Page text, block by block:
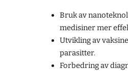
Bruk av
medisiner mer
Utvikling av
parasitter.
Forbedring av